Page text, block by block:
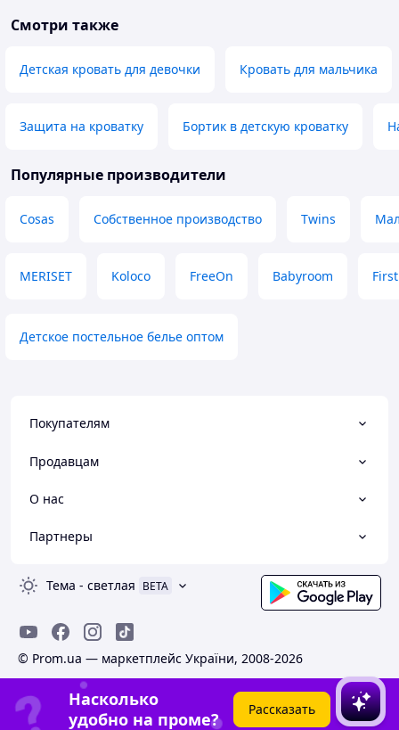
Ковдра трансформується в конверт
бант.комплектацвєю задоволена
повністю.
Немає
Смотри также
Детская кровать для девочки Кровать для мальчика
Защита на кроватку Бортик в детскую кроватку
Популярные производители
Cosas Собственное производство Twins
MERISET Koloco FreeOn Babyroom
Детское постельное белье оптом
Покупателям
Продавцам
О нас
Партнеры
Тема - светлая BETA
© Prom.ua — маркетплейс України, 2008-2026
Насколько
удобно на проме?
Рассказать